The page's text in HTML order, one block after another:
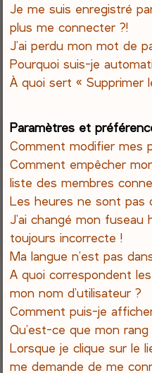
Je me suis enregistré
plus me connecter ?!
J’ai perdu mon mot de
Pourquoi suis-je
À quoi sert « Supprimer
Paramètres et
Comment modifier mes
Comment empêcher
liste des membres
Les heures ne sont pas
J’ai changé mon fuseau
toujours incorrecte !
Ma langue n’est pas
A quoi correspondent
mon nom d’utilisateur ?
Comment puis-je
Qu’est-ce que mon
Lorsque je clique sur le
me demande de me